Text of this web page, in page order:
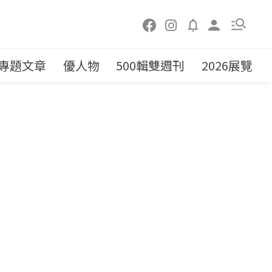
題文章 優人物 500輯雙週刊 2026展覽